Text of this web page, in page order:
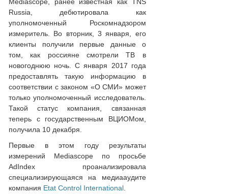
Russia, дебютировала как
уполномоченный Роскомнадзором
измеритель. Во вторник, 3 января, его
клиенты получили первые данные о
том, как россияне смотрели ТВ в
новогоднюю ночь. С января 2017 года
предоставлять такую информацию в
соответствии с законом «О СМИ» может
только уполномоченный исследователь.
Такой статус компания, связанная
теперь с государственным ВЦИОМом,
получила 10 декабря.
Первые в этом году результаты
измерений Mediascope по просьбе
AdIndex проанализировала
специализирующаяся на медиааудите
компания Etat Control International